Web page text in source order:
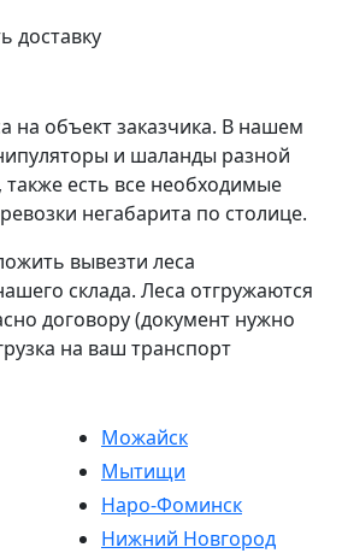
доставку
на объект заказчика. В нашем
и шаланды разной
есть все необходимые
негабарита по столице.
вывезти леса
склада. Леса отгружаются
договору (документ нужно
на ваш транспорт
Можайск
Мытищи
Наро-Фоминск
Нижний Новгород